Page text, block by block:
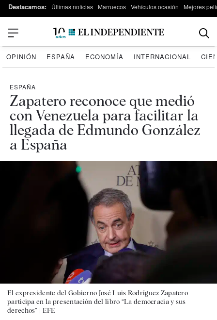
Destacamos: Últimas noticias Marruecos Vehículos ocasión Mejores
OPINIÓN ESPAÑA ECONOMÍA INTERNACIONAL
ESPAÑA
Zapatero reconoce que medió
con Venezuela para facilitar la
llegada de Edmundo González
a España
El expresidente del Gobierno José Luis Rodríguez Zapatero
participa en la presentación del libro “La democracia y sus
derechos” | EFE